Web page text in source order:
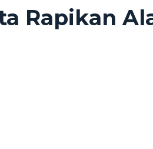
Rapikan